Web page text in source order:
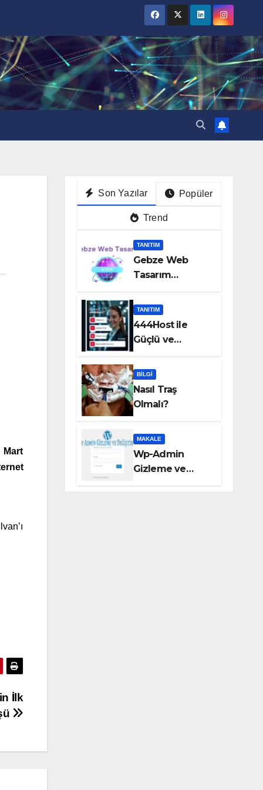
Mart
İlk
Son Yazılar Popüler
Trend
TANITIM
Gebze Web
Tasarım
Bilişim’de!
TANITIM
444Host ile
Güçlü ve
Güvenilir VDS
Sunucu
Çözümleri
BILGI
Nasıl Traş
Olmalı?
MAKALE
Wp-Admin
Gizleme ve